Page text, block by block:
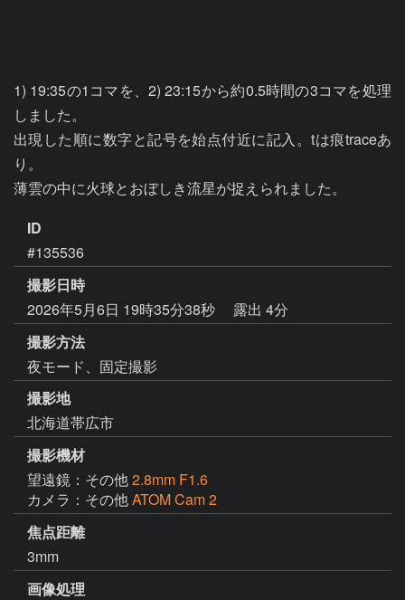
1) 19:35の1コマを、2) 23:15から約0.5時間の3コマを処理
しました。
出現した順に数字と記号を始点付近に記入。tは痕traceあ
り。
ID
#135536
撮影日時
2026年5月6日 19時35分38秒
露出 4分
撮影方法
夜モード、固定撮影
撮影地
北海道帯広市
撮影機材
望遠鏡：その他2.8mm F1.6
カメラ：その他ATOM Cam 2
焦点距離
3mm
画像処理